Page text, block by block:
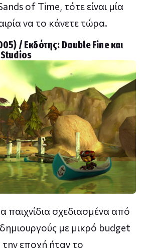
of Time, τότε είναι μία
να το κάνετε τώρα.
/ Εκδότης: Double Fine και
παιχνίδια σχεδιασμένα από
με μικρό budget
την εποχή ήταν το